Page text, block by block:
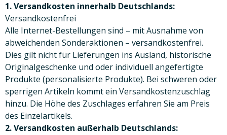
1. Versandkosten innerhalb Deutschlands:
Versandkostenfrei
Alle Internet-Bestellungen sind – mit Ausnahme von
abweichenden Sonderaktionen – versandkostenfrei.
Dies gilt nicht für Lieferungen ins Ausland, historische
Originalgeschenke und oder individuell angefertigte
Produkte (personalisierte Produkte). Bei schweren oder
sperrigen Artikeln kommt ein Versandkostenzuschlag
hinzu. Die Höhe des Zuschlages erfahren Sie am Preis
des Einzelartikels.
2. Versandkosten außerhalb Deutschlands: